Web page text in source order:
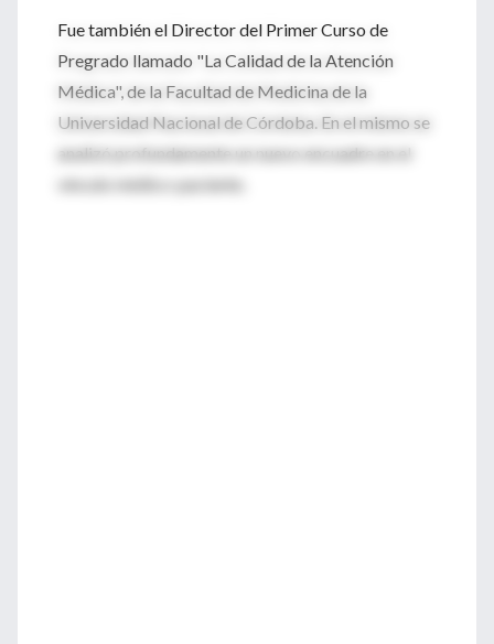
Fue también el Director del Primer Curso de
Pregrado llamado "La Calidad de la Atención
Médica", de la Facultad de Medicina de la
Universidad Nacional de Córdoba. En el mismo se
analizó profundamente un nuevo encuadre en el
vínculo médico-paciente.